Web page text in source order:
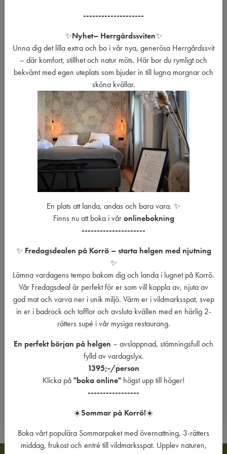
För aktuell information om program, biljetter, kurser och årets
upplägg hänvisar vi till festivalens egen webbplats.
Besök Korrö Folkmusikfestivals webbplats
Äta, bo och uppleva Korrö
under festivalen
När du ändå är här vill vi gärna att du får uppleva mer av Korrö.
Kombinera festivalbesöket med lunch, middag eller fika i
restaurangen, en övernattning nära Ronnebyån eller en stunds
avkoppling i den småländska naturen.
restaurang och boende, så planera gärna ditt besök i god tid. På
Korrö finns restaurang, café, boende, reception/handelsbod och
flera aktiviteter för dig som vill stanna lite längre.
Boende på Korrö
För dig som vill stanna över natten i samband med festivalen.
Restaurang & café
Ät lunch, middag eller fika vid Ronnebyån före, mellan eller efter
festivalens aktiviteter.
Upptäck Korrö från vattnet, vandringsleden eller vildmarksspat när
du vill fylla festivalbesöket med mer.
Hitta hit / Kontakt / Öppettider
Praktisk information inför besöket.
--------------------
✨Nyhet– Herrgårdssviten✨
Unna dig det lilla extra och bo i vår nya, generösa Herrgårdssvit
– där komfort, stillhet och natur möts. Här bor du rymligt och
bekvämt med egen uteplats som bjuder in till lugna morgnar och
sköna kvällar.
En plats att landa, andas och bara vara. ✨
Finns nu att boka i våronlinebokning
---------------------
✨ Fredagsdealen på Korrö – starta helgen med njutning
✨
Lämna vardagens tempo bakom dig och landa i lugnet på Korrö.
Vår Fredagsdeal är perfekt för er som vill koppla av, njuta av
god mat och varva ner i unik miljö. Värm er i vildmarksspat, svep
in er i badrock och tofflor och avsluta kvällen med en härlig 2-
rätters supé i vår mysiga restaurang.
En perfekt början på helgen – avslappnad, stämningsfull och
fylld av vardagslyx.
1395;-/person
Klicka på"boka online" högst upp till höger!
-----------------
☀️Sommar på Korrö!☀️
Boka vårt populära Sommarpaket med övernattning, 3-rätters
middag, frukost och entré till vildmarksspat. Upplev naturen,